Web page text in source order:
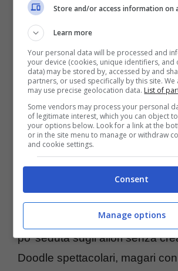
praticamente tutto il Sud
America. In mezzo, troviamo
anche la Francia, Grecia, Cina,
e Svizzera.
Appassionati diGoogle
nostra categoria con la
tutti iloghi personalizzatidi
usciti negli ultimi due anni.
confronti di Google che sembra
po’ seduta sugli allori senza
Doodle spettacolari, magari
Store and/or access information on
Learn more
Your personal data will be processed and
your device (cookies, unique identifiers, and
data) may be stored by, accessed by and
partners, or used specifically by this site.
may use precise geolocation data. List of
Some vendors may process your personal
of legitimate interest, which you can object
your options below. Look for a link at the
or in the site menu to manage or withdraw
and cookie settings.
Consent
Manage options